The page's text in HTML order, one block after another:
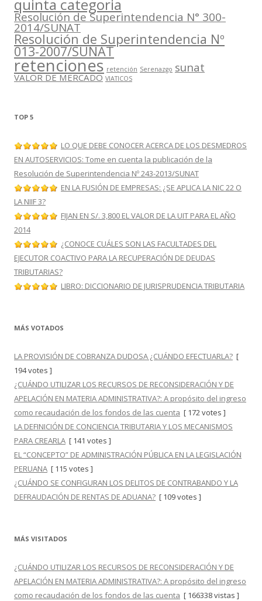
quinta categoria
Resolución de Superintendencia N° 300-
2014/SUNAT
Resolución de Superintendencia Nº
013-2007/SUNAT
retenciones retención Serenazgo sunat
VALOR DE MERCADO VIATICOS
TOP 5
LO QUE DEBE CONOCER ACERCA DE LOS DESMEDROS
EN AUTOSERVICIOS: Tome en cuenta la publicación de la
Resolución de Superintendencia Nº 243-2013/SUNAT
EN LA FUSIÓN DE EMPRESAS: ¿SE APLICA LA NIC 22 O
LA NIIF 3?
FIJAN EN S/. 3,800 EL VALOR DE LA UIT PARA EL AÑO
2014
¿CONOCE CUÁLES SON LAS FACULTADES DEL
EJECUTOR COACTIVO PARA LA RECUPERACIÓN DE DEUDAS
TRIBUTARIAS?
LIBRO: DICCIONARIO DE JURISPRUDENCIA TRIBUTARIA
MÁS VOTADOS
LA PROVISIÓN DE COBRANZA DUDOSA ¿CUÁNDO EFECTUARLA? [
194 votes ]
¿CUÁNDO UTILIZAR LOS RECURSOS DE RECONSIDERACIÓN Y DE
APELACIÓN EN MATERIA ADMINISTRATIVA?: A propósito del ingreso
como recaudación de los fondos de las cuenta [ 172 votes ]
LA DEFINICIÓN DE CONCIENCIA TRIBUTARIA Y LOS MECANISMOS
PARA CREARLA [ 141 votes ]
EL “CONCEPTO” DE ADMINISTRACIÓN PÚBLICA EN LA LEGISLACIÓN
PERUANA [ 115 votes ]
¿CUÁNDO SE CONFIGURAN LOS DELITOS DE CONTRABANDO Y LA
DEFRAUDACIÓN DE RENTAS DE ADUANA? [ 109 votes ]
MÁS VISITADOS
¿CUÁNDO UTILIZAR LOS RECURSOS DE RECONSIDERACIÓN Y DE
APELACIÓN EN MATERIA ADMINISTRATIVA?: A propósito del ingreso
como recaudación de los fondos de las cuenta [ 166338 vistas ]